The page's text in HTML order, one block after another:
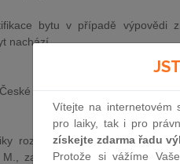
bytu v případě výpovědi
nachází.
republiky sp.zn. 26 Cdo 813/
rozhodl ve věci žalobkyně Z.
zastoupeným advokátem, o
Vítejte na internetovém
pro laiky, tak i pro
získejte zdarma řadu
Protože si vážíme